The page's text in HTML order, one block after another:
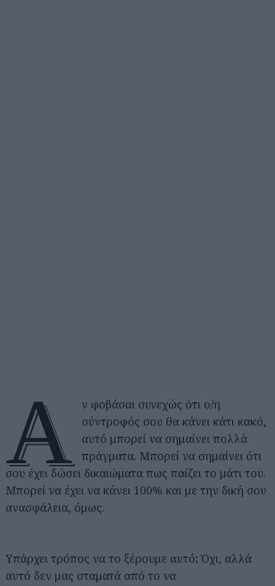
Α
ν φοβάσαι συνεχώς ότι ο/η
σύντροφός σου θα κάνει κάτι κακό,
αυτό μπορεί να σημαίνει πολλά
πράγματα. Μπορεί να σημαίνει ότι
σου έχει δώσει δικαιώματα πως παίζει το μάτι του.
Μπορεί να έχει να κάνει 100% και με την δική σου
ανασφάλεια, όμως.
Υπάρχει τρόπος να το ξέρουμε αυτό; Όχι, αλλά
αυτό δεν μας σταματά από το να